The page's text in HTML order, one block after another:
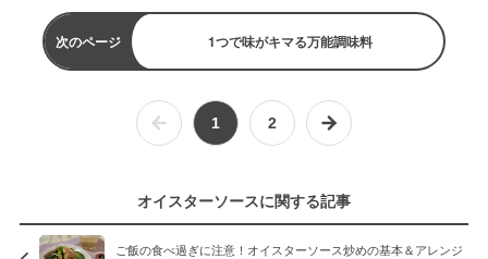
次のページ 1つで味がキマる万能調味料
1 2
オイスターソースに関する記事
ご飯の食べ過ぎに注意！オイスターソース炒めの基本＆アレンジ